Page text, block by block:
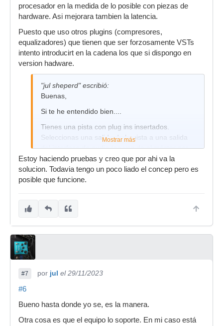
procesador en la medida de lo posible con piezas de
hardware. Asi mejorara tambien la latencia.
Puesto que uso otros plugins (compresores,
equalizadores) que tienen que ser forzosamente VSTs
intento introducirt en la cadena los que si dispongo en
version hadware.
"jul sheperd" escribió:
Buenas,
Si te he entendido bien....
Tienes una pista con plug ins insertados.
Seleccionas una salida de la pista a una salida
del interface de audio (en vez de al máster por
defecto). De la salida seleccionada de tu
interface un jack al input del efecto hardware. Y
del out del efecto hardware un jack a la entrada
Edito
Mostrar más
Estoy haciendo pruebas y creo que por ahi va la
solucion. Todavia tengo un poco liado el concep pero es
posible que funcione.
#7 por jul el 29/11/2023
#6
Bueno hasta donde yo se, es la manera.
Otra cosa es que el equipo lo soporte. En mi caso está